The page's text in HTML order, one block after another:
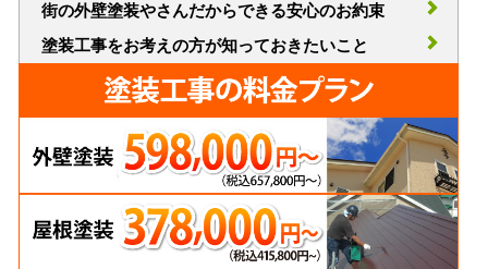
街の外壁塗装やさんだからできる安心のお約束
塗装工事をお考えの方が知っておきたいこと